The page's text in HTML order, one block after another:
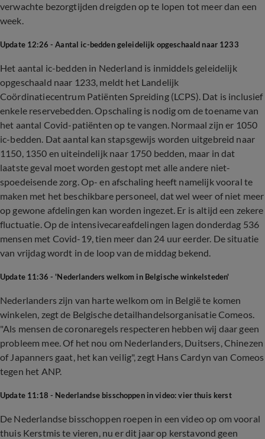
verwachte bezorgtijden dreigden op te lopen tot meer dan een
week.
Update 12:26 - Aantal ic-bedden geleidelijk opgeschaald naar 1233
Het aantal ic-bedden in Nederland is inmiddels geleidelijk
opgeschaald naar 1233, meldt het Landelijk
Coördinatiecentrum Patiënten Spreiding (LCPS). Dat is inclusief
enkele reservebedden. Opschaling is nodig om de toename van
het aantal Covid-patiënten op te vangen. Normaal zijn er 1050
ic-bedden. Dat aantal kan stapsgewijs worden uitgebreid naar
1150, 1350 en uiteindelijk naar 1750 bedden, maar in dat
laatste geval moet worden gestopt met alle andere niet-
spoedeisende zorg. Op- en afschaling heeft namelijk vooral te
maken met het beschikbare personeel, dat wel weer of niet meer
op gewone afdelingen kan worden ingezet. Er is altijd een zekere
fluctuatie. Op de intensivecareafdelingen lagen donderdag 536
mensen met Covid-19, tien meer dan 24 uur eerder. De situatie
van vrijdag wordt in de loop van de middag bekend.
Update 11:36 - 'Nederlanders welkom in Belgische winkelsteden'
Nederlanders zijn van harte welkom om in België te komen
winkelen, zegt de Belgische detailhandelsorganisatie Comeos.
"Als mensen de coronaregels respecteren hebben wij daar geen
probleem mee. Of het nou om Nederlanders, Duitsers, Chinezen
of Japanners gaat, het kan veilig", zegt Hans Cardyn van Comeos
tegen het ANP.
Update 11:18 - Nederlandse bisschoppen in video: vier thuis kerst
De Nederlandse bisschoppen roepen in een video op om vooral
thuis Kerstmis te vieren, nu er dit jaar op kerstavond geen